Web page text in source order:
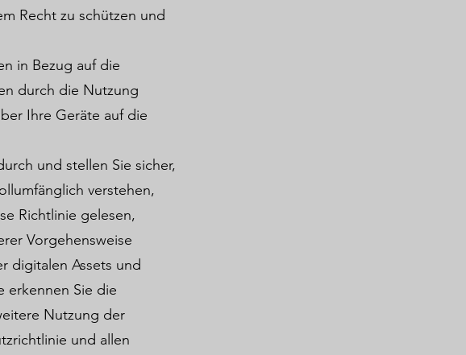
Recht zu schützen und
in Bezug auf die
durch die Nutzung
Ihre Geräte auf die
und stellen Sie sicher,
verstehen,
Richtlinie gelesen,
Vorgehensweise
digitalen Assets und
erkennen Sie die
Nutzung der
und allen